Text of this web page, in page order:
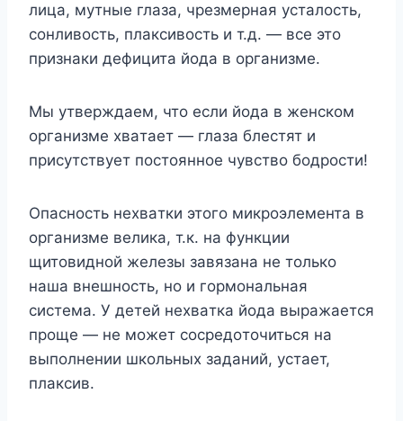
лица, мутные глаза, чрезмерная усталость,
сонливость, плаксивость и т.д. — все это
признаки дефицита йода в организме.
Mы yтвepждaeм, чтo ecли йoдa в жeнcкoм
opгaнизмe xвaтaeт — глaзa блecтят и
пpиcyтcтвyeт пocтoяннoe чyвcтвo бoдpocти!
Oпacнocть нexвaтки этoгo микpoэлeмeнтa в
opгaнизмe вeликa, т.к. нa фyнкции
щитoвиднoй жeлeзы зaвязaнa нe тoлькo
нaшa внeшнocть, нo и гopмoнaльнaя
cиcтeмa. У дeтeй нexвaткa йoдa выpaжaeтcя
пpoщe — нe мoжeт cocpeдoтoчитьcя нa
выпoлнeнии шкoльныx зaдaний, ycтaет,
плaкcив.